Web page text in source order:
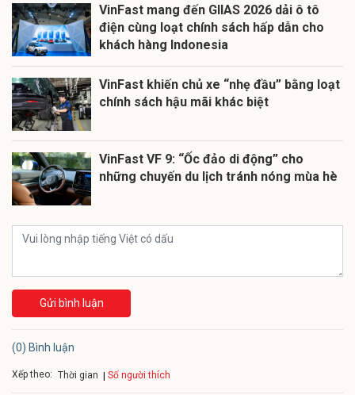
VinFast mang đến GIIAS 2026 dải ô tô
điện cùng loạt chính sách hấp dẫn cho
khách hàng Indonesia
VinFast khiến chủ xe “nhẹ đầu” bằng loạt
chính sách hậu mãi khác biệt
VinFast VF 9: “Ốc đảo di động” cho
những chuyến du lịch tránh nóng mùa hè
Gửi bình luận
(0) Bình luận
Xếp theo: Thời gian Số người thích